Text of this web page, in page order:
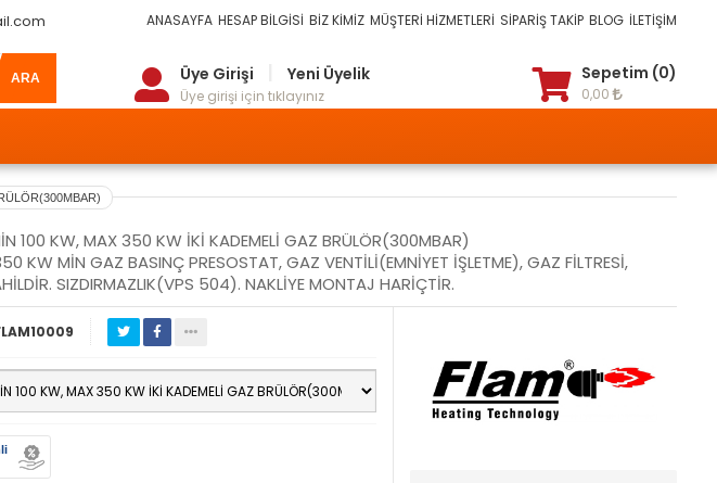
ARA
ANASAYFA HESAP BİLGİSİ BİZ KİMİZ MÜŞTERİ HİZMETLERİ SİPARİŞ TAKİP BLOG İLETİŞİM
Üye Girişi Yeni Üyelik
Üye girişi için tıklayınız
Sepetim (0)
0,00
100 KW, MAX 350 KW İKİ KADEMELİ GAZ BRÜLÖR(300MBAR)
KW MİN GAZ BASINÇ PRESOSTAT, GAZ VENTİLİ(EMNİYET İŞLETME), GAZ FİLTRESİ,
SIZDIRMAZLIK(VPS 504). NAKLİYE MONTAJ HARİÇTİR.